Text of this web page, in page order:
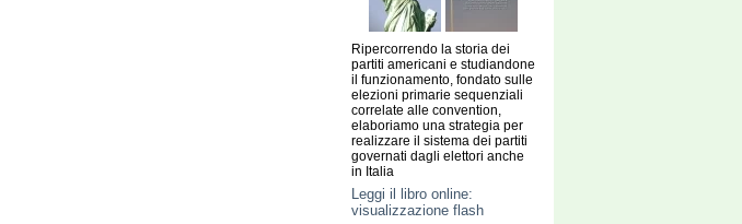
Ripercorrendo la storia dei
partiti americani e studiandone
il funzionamento, fondato sulle
elezioni primarie sequenziali
correlate alle convention,
elaboriamo una strategia per
realizzare il sistema dei partiti
governati dagli elettori anche
in Italia
Leggi il libro online:
visualizzazione flash